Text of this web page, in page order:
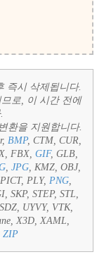
즉시 삭제됩니다.
로, 이 시간 전에
환을 지원합니다.
BMP, CTM, CUR,
FBX, GIF, GLB,
, JPG, KMZ, OBJ,
PLY, PNG,
SKP, STEP, STL,
UYVY, VTK,
X3D, XAML,
ZIP